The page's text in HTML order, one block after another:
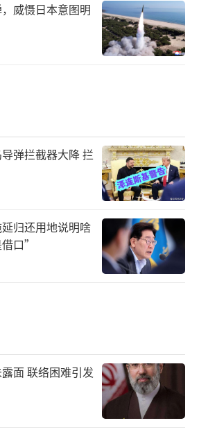
威慑日本意图明
弹拦截器大降 拦
归还用地说明啥
口”
面 联络困难引发